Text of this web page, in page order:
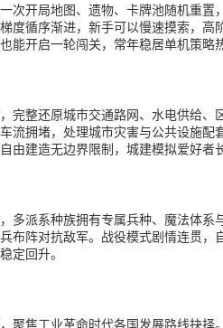
次开局地图、遗物、卡牌池随机重
度循序渐进，新手可以慢速摸索，
能开启一轮闯关，常年稳居单机策略
完整还原城市交通路网、水电供给、
流拥堵，处理城市灾害与公共设施
由建造无边界限制，城建模拟爱好者
多派系种族拥有专属兵种、魔法体
布阵对抗敌军。战役模式剧情连贯
定回升。
聚焦工业革命时代各国发展路线抉